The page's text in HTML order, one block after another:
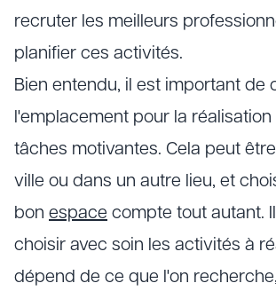
recruter les meilleurs
planifier ces activités.
Bien entendu, il est important de
l'emplacement pour la réalisation
tâches motivantes. Cela peut
ville ou dans un autre lieu, et
bon espace compte tout autant.
choisir avec soin les activités à
dépend de ce que l'on